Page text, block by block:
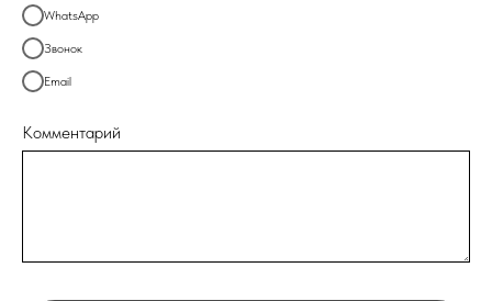
WhatsApp
Звонок
Email
Комментарий